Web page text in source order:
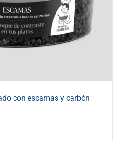
con escamas y carbón